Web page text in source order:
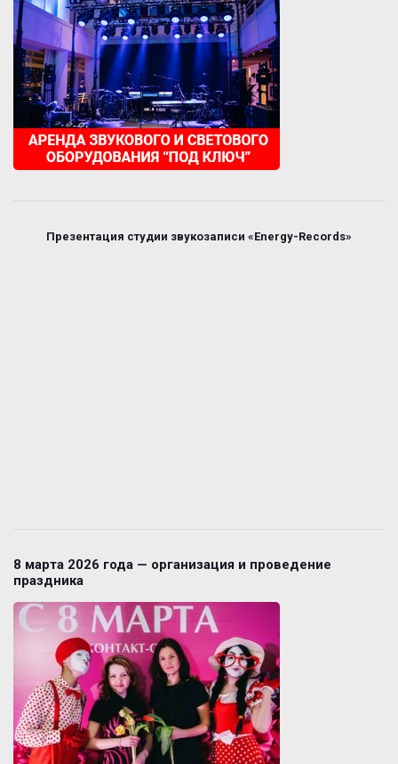
Презентация студии звукозаписи «Energy-Records»
8 марта 2026 года — организация и проведение
праздника